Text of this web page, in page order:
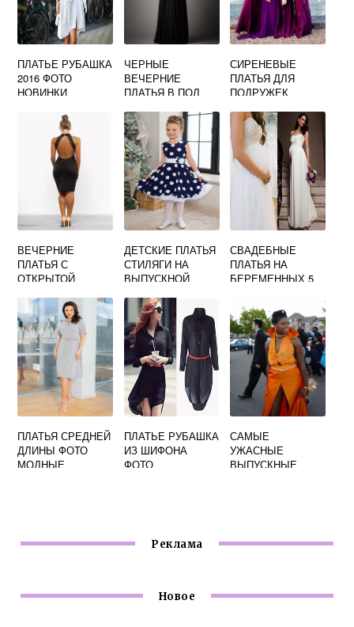
ПЛАТЬЕ РУБАШКА
2016 ФОТО
НОВИНКИ
ЧЕРНЫЕ
ВЕЧЕРНИЕ
ПЛАТЬЯ В ПОЛ
СИРЕНЕВЫЕ
ПЛАТЬЯ ДЛЯ
ПОДРУЖЕК
ВЕЧЕРНИЕ
ПЛАТЬЯ С
ОТКРЫТОЙ
ДЕТСКИЕ ПЛАТЬЯ
СТИЛЯГИ НА
ВЫПУСКНОЙ
СВАДЕБНЫЕ
ПЛАТЬЯ НА
БЕРЕМЕННЫХ 5
ПЛАТЬЯ СРЕДНЕЙ
ДЛИНЫ ФОТО
МОДНЫЕ
ПЛАТЬЕ РУБАШКА
ИЗ ШИФОНА
ФОТО
САМЫЕ
УЖАСНЫЕ
ВЫПУСКНЫЕ
Реклама
Новое